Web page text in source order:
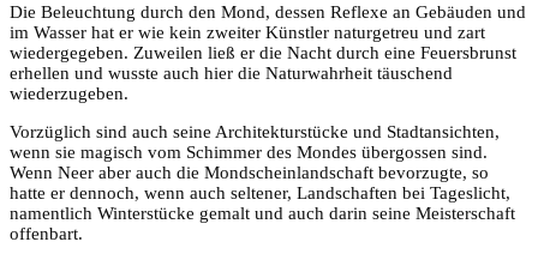
Die Beleuchtung durch den Mond, dessen Reflexe an Gebäuden und
im Wasser hat er wie kein zweiter Künstler naturgetreu und zart
wiedergegeben. Zuweilen ließ er die Nacht durch eine Feuersbrunst
erhellen und wusste auch hier die Naturwahrheit täuschend
wiederzugeben.
Vorzüglich sind auch seine Architekturstücke und Stadtansichten,
wenn sie magisch vom Schimmer des Mondes übergossen sind.
Wenn Neer aber auch die Mondscheinlandschaft bevorzugte, so
hatte er dennoch, wenn auch seltener, Landschaften bei Tageslicht,
namentlich Winterstücke gemalt und auch darin seine Meisterschaft
offenbart.